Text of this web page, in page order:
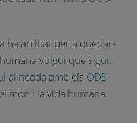
i fàcils d’usar. Les
i comunicació
agents implicats de la
professorat, i
individualitzat
de cada alumne.